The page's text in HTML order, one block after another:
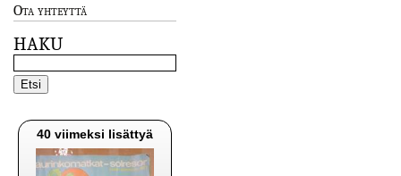
Ota yhteyttä
HAKU
40 viimeksi lisättyä